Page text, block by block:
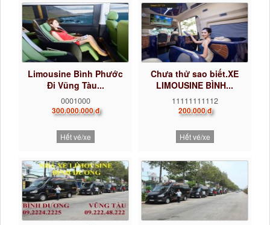
Limousine Bình Phước
Đi Vũng Tàu...
0001000
300.000.000 đ
Hết vé/xe
Chưa thử sao biết.XE
LIMOUSINE BÌNH...
11111111112
200.000 đ
Hết vé/xe